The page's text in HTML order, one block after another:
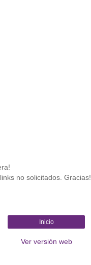
no solicitados. Gracias!
Inicio
Ver versión web